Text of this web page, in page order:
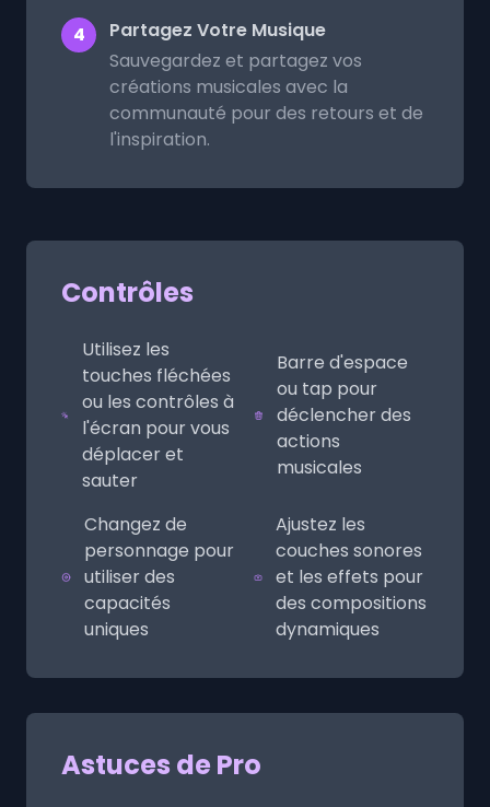
4
Partagez Votre Musique
Sauvegardez et partagez vos
créations musicales avec la
communauté pour des retours et de
l'inspiration.
Contrôles
Utilisez les
touches fléchées
ou les contrôles à
l'écran pour vous
déplacer et
sauter
Barre d'espace
ou tap pour
déclencher des
actions
musicales
Changez de
personnage pour
utiliser des
capacités
uniques
Ajustez les
couches sonores
et les effets pour
des compositions
dynamiques
Astuces de Pro